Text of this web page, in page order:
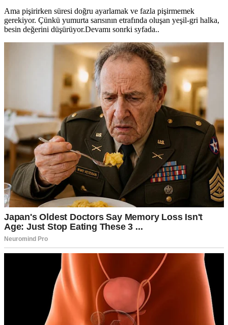
Ama pişirirken süresi doğru ayarlamak ve fazla pişirmemek
gerekiyor. Çünkü yumurta sarısının etrafında oluşan yeşil-gri halka,
besin değerini düşürüyor.Devamı sonrki syfada..